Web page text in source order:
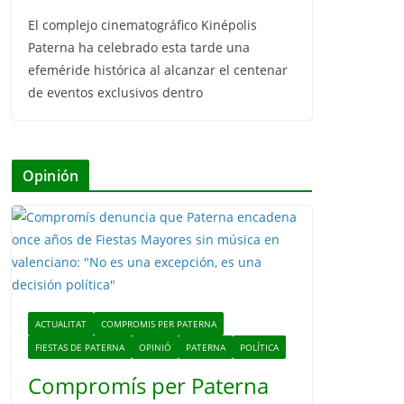
El complejo cinematográfico Kinépolis
Paterna ha celebrado esta tarde una
efeméride histórica al alcanzar el centenar
de eventos exclusivos dentro
Opinión
ACTUALITAT
COMPROMIS PER PATERNA
FIESTAS DE PATERNA
OPINIÓ PATERNA POLÍTICA
Compromís per Paterna